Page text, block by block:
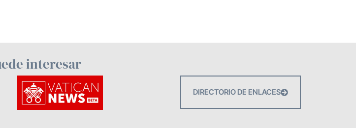
interesar
DIRECTORIO DE ENLACES